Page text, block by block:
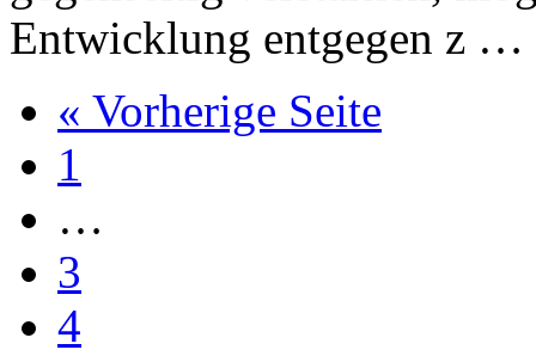
Entwicklung entgegen z …
« Vorherige Seite
1
…
3
4